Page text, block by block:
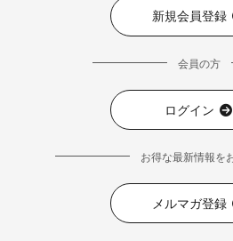
新規会員登録
会員の方
ログイン
お得な最新情報を
メルマガ登録